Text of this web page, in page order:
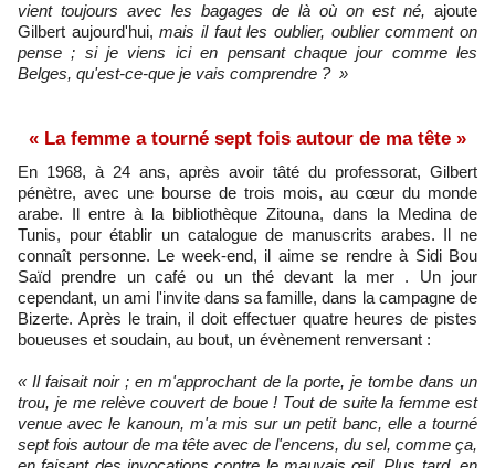
vient toujours avec les bagages de là où on est né, ajoute
Gilbert aujourd'hui,mais il faut les oublier, oublier comment on
pense ; si je viens ici en pensant chaque jour comme les
Belges, qu'est-ce-que je vais comprendre ? »
« La femme a tourné sept fois autour de ma tête »
En 1968, à 24 ans, après avoir tâté du professorat, Gilbert
pénètre, avec une bourse de trois mois, au cœur du monde
arabe. Il entre à la bibliothèque Zitouna, dans la Medina de
Tunis, pour établir un catalogue de manuscrits arabes. Il ne
connaît personne. Le week-end, il aime se rendre à Sidi Bou
Saïd prendre un café ou un thé devant la mer . Un jour
cependant, un ami l'invite dans sa famille, dans la campagne de
Bizerte. Après le train, il doit effectuer quatre heures de pistes
boueuses et soudain, au bout, un évènement renversant :
« Il faisait noir ; en m'approchant de la porte, je tombe dans un
trou, je me relève couvert de boue ! Tout de suite la femme est
venue avec le kanoun, m'a mis sur un petit banc, elle a tourné
sept fois autour de ma tête avec de l'encens, du sel, comme ça,